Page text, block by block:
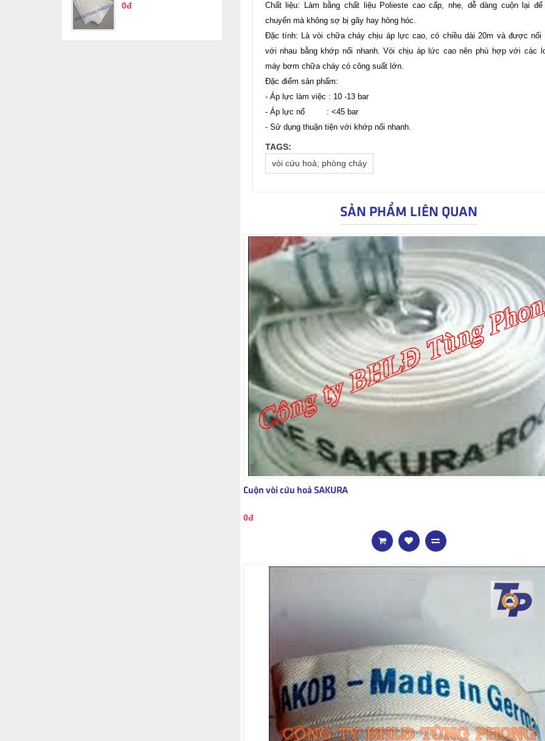
0đ
Chất liệu: Làm bằng chất liệu Polieste cao cấp, nhẹ, dễ dàng cuộn lại để
chuyển mà không sợ bị gãy hay hỏng hóc.
Đặc tính: Là vòi chữa cháy chịu áp lực cao, có chiều dài 20m và được nối
với nhau bằng khớp nối nhanh. Vòi chịu áp lức cao nên phù hợp với các
máy bơm chữa cháy có công suất lớn.
Đặc điểm sản phẩm:
- Áp lực làm việc : 10 -13 bar
- Áp lực nổ : <45 bar
- Sử dụng thuận tiện với khớp nối nhanh.
TAGS:
vòi cứu hoả; phòng cháy
SẢN PHẨM LIÊN QUAN
Cuộn vòi cứu hoả SAKURA
0đ